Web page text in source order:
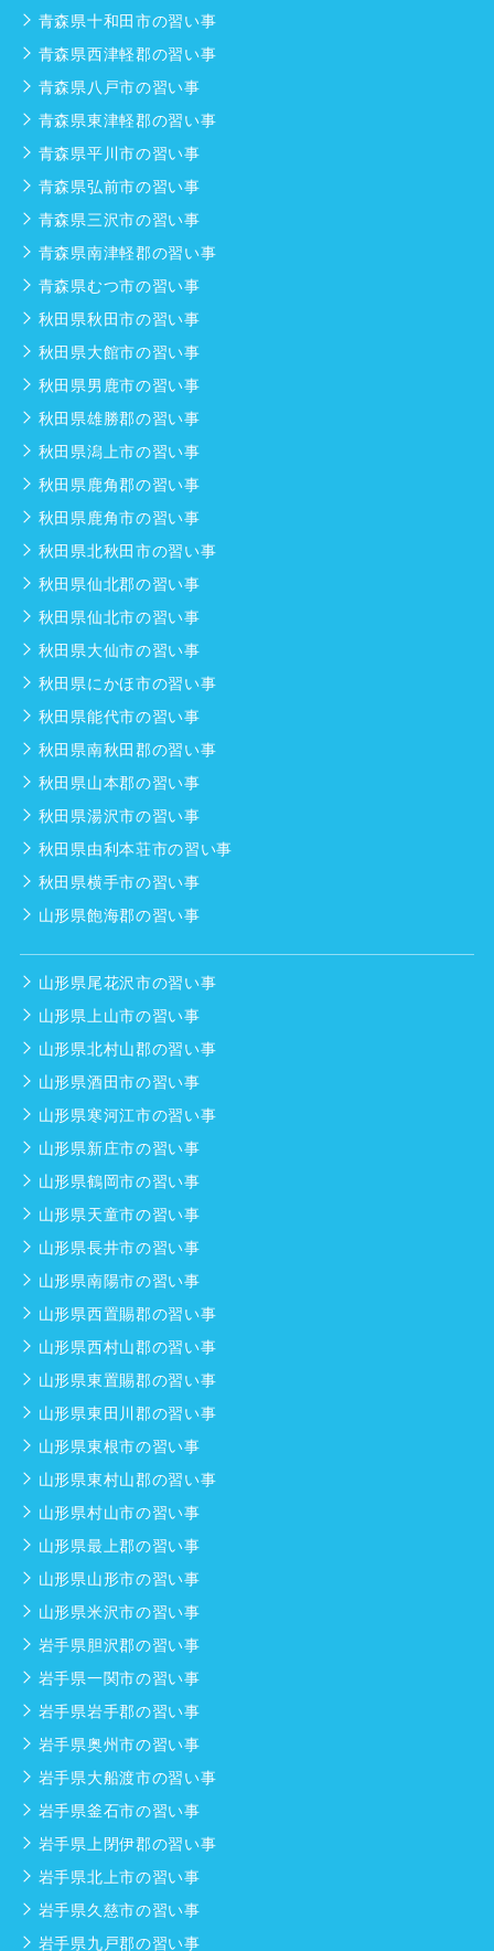
青森県十和田市の習い事
青森県西津軽郡の習い事
青森県八戸市の習い事
青森県東津軽郡の習い事
青森県平川市の習い事
青森県弘前市の習い事
青森県三沢市の習い事
青森県南津軽郡の習い事
青森県むつ市の習い事
秋田県秋田市の習い事
秋田県大館市の習い事
秋田県男鹿市の習い事
秋田県雄勝郡の習い事
秋田県潟上市の習い事
秋田県鹿角郡の習い事
秋田県鹿角市の習い事
秋田県北秋田市の習い事
秋田県仙北郡の習い事
秋田県仙北市の習い事
秋田県大仙市の習い事
秋田県にかほ市の習い事
秋田県能代市の習い事
秋田県南秋田郡の習い事
秋田県山本郡の習い事
秋田県湯沢市の習い事
秋田県由利本荘市の習い事
秋田県横手市の習い事
山形県飽海郡の習い事
山形県尾花沢市の習い事
山形県上山市の習い事
山形県北村山郡の習い事
山形県酒田市の習い事
山形県寒河江市の習い事
山形県新庄市の習い事
山形県鶴岡市の習い事
山形県天童市の習い事
山形県長井市の習い事
山形県南陽市の習い事
山形県西置賜郡の習い事
山形県西村山郡の習い事
山形県東置賜郡の習い事
山形県東田川郡の習い事
山形県東根市の習い事
山形県東村山郡の習い事
山形県村山市の習い事
山形県最上郡の習い事
山形県山形市の習い事
山形県米沢市の習い事
岩手県胆沢郡の習い事
岩手県一関市の習い事
岩手県岩手郡の習い事
岩手県奥州市の習い事
岩手県大船渡市の習い事
岩手県釜石市の習い事
岩手県上閉伊郡の習い事
岩手県北上市の習い事
岩手県久慈市の習い事
岩手県九戸郡の習い事